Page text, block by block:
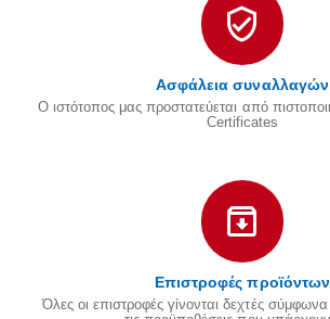
Ασφάλεια συναλλαγών
Ο ιστότοπος μας προστατεύεται από
Certificates
Επιστροφές προϊόντων
Όλες οι επιστροφές γίνονται δεχτές